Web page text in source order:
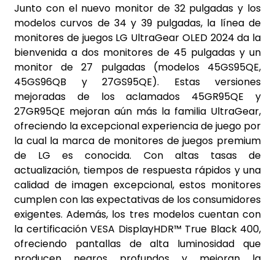
Junto con el nuevo monitor de 32 pulgadas y los
modelos curvos de 34 y 39 pulgadas, la línea de
monitores de juegos LG UltraGear OLED 2024 da la
bienvenida a dos monitores de 45 pulgadas y un
monitor de 27 pulgadas (modelos 45GS95QE,
45GS96QB y 27GS95QE). Estas versiones
mejoradas de los aclamados 45GR95QE y
27GR95QE mejoran aún más la familia UltraGear,
ofreciendo la excepcional experiencia de juego por
la cual la marca de monitores de juegos premium
de LG es conocida. Con altas tasas de
actualización, tiempos de respuesta rápidos y una
calidad de imagen excepcional, estos monitores
cumplen con las expectativas de los consumidores
exigentes. Además, los tres modelos cuentan con
la certificación VESA DisplayHDR™ True Black 400,
ofreciendo pantallas de alta luminosidad que